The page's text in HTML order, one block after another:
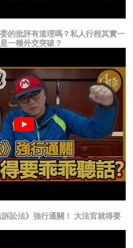
的批評有道理嗎？私人行程其實一
一種外交突破？
訟法》強行通關！ 大法官就得要